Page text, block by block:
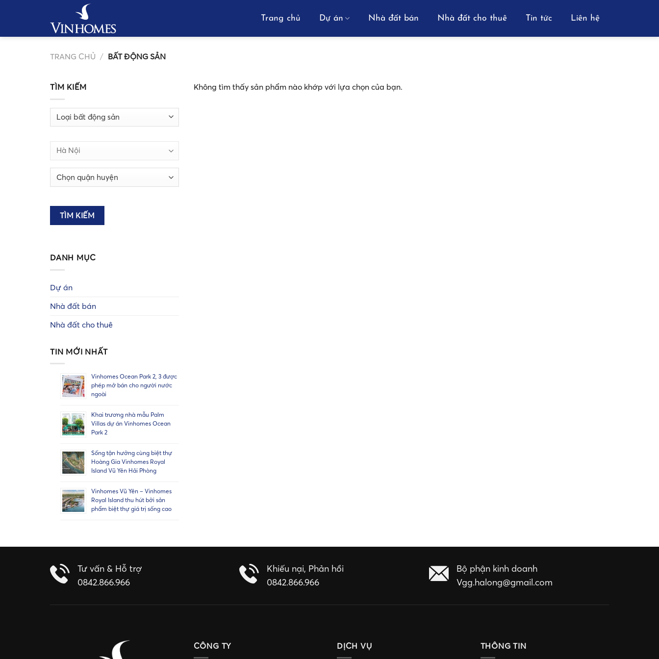
Trang chủ Dự án Nhà đất bán Nhà đất cho thuê Tin tức Liên hệ
TRANG CHỦ / BẤT ĐỘNG SẢN
TÌM KIẾM
TÌM KIẾM
DANH MỤC
Dự án
Nhà đất bán
Nhà đất cho thuê
TIN MỚI NHẤT
Vinhomes Ocean Park 2, 3 được
phép mở bán cho người nước
ngoài
Khai trương nhà mẫu Palm
Villas dự án Vinhomes Ocean
Park 2
Sống tận hưởng cùng biệt thự
Hoàng Gia Vinhomes Royal
Island Vũ Yên Hải Phòng
Vinhomes Vũ Yên – Vinhomes
Royal Island thu hút bởi sản
phẩm biệt thự giá trị sống cao
Không tìm thấy sản phẩm nào khớp với lựa chọn của bạn.
Tư vấn & Hỗ trợ
0842.866.966
Khiếu nại, Phản hồi
0842.866.966
Bộ phận kinh doanh
Vgg.halong@gmail.com
CÔNG TY DỊCH VỤ THÔNG TIN